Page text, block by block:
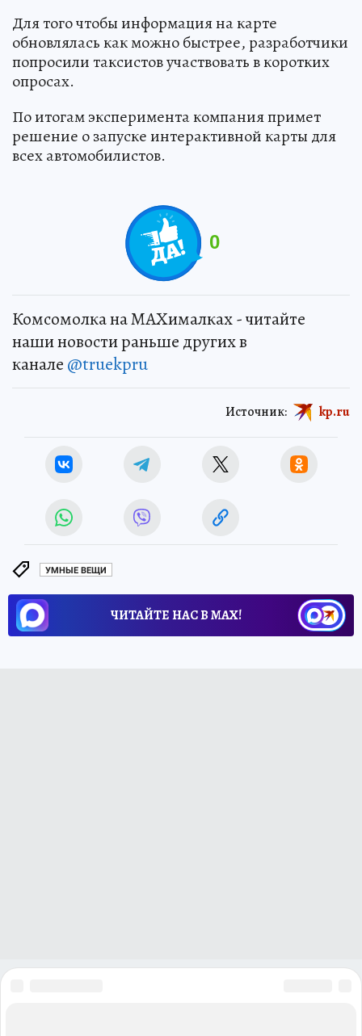
Для того чтобы информация на карте
обновлялась как можно быстрее, разработчики
попросили таксистов участвовать в коротких
опросах.
По итогам эксперимента компания примет
решение о запуске интерактивной карты для
всех автомобилистов.
0
Комсомолка на MAXималках - читайте
наши новости раньше других в
канале @truekpru
Источник: kp.ru
УМНЫЕ ВЕЩИ
ЧИТАЙТЕ НАС В МАХ!